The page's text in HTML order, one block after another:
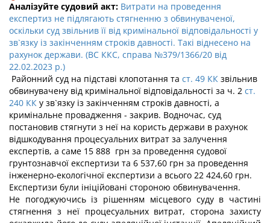
Аналізуйте судовий акт: Витрати на проведення
експертиз не підлягають стягненню з обвинуваченої,
оскільки суд звільнив її від кримінальної відповідальності у
зв`язку із закінченням строків давності. Такі віднесено на
рахунок держави. (ВС ККС, справа №379/1366/20 від
22.02.2023 р.)
Районний суд на підставі клопотання та ст. 49 КК звільнив
обвинувачену від кримінальної відповідальності за ч. 2 ст.
240 КК у зв`язку із закінченням строків давності, а
кримінальне провадження - закрив. Водночас, суд
постановив стягнути з неї на користь держави в рахунок
відшкодування процесуальних витрат за залучення
експертів, а саме 15 888 грн за проведення судової
грунтознавчої експертизи та 6 537,60 грн за проведення
інженерно-екологічної експертизи а всього 22 424,60 грн.
Експертизи були ініційовані стороною обвинувачення.
Не погоджуючись із рішенням місцевого суду в частині
стягнення з неї процесуальних витрат, сторона захисту